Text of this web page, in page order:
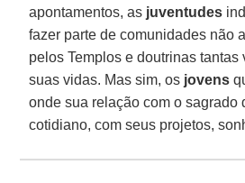
apontamentos, as juventudes
fazer parte de comunidades não
pelos Templos e doutrinas tantas
suas vidas. Mas sim, os jovens
onde sua relação com o sagrado
cotidiano, com seus projetos,